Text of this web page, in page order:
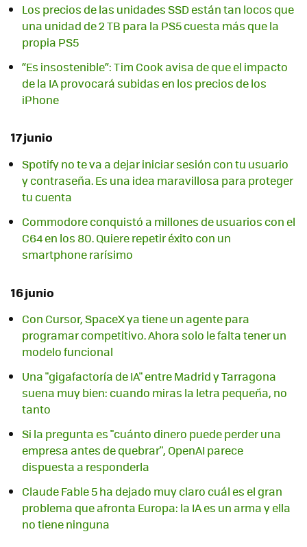
Los precios de las unidades SSD están tan locos que
una unidad de 2 TB para la PS5 cuesta más que la
propia PS5
“Es insostenible”: Tim Cook avisa de que el impacto
de la IA provocará subidas en los precios de los
iPhone
17 junio
Spotify no te va a dejar iniciar sesión con tu usuario
y contraseña. Es una idea maravillosa para proteger
tu cuenta
Commodore conquistó a millones de usuarios con el
C64 en los 80. Quiere repetir éxito con un
smartphone rarísimo
16 junio
Con Cursor, SpaceX ya tiene un agente para
programar competitivo. Ahora solo le falta tener un
modelo funcional
Una "gigafactoría de IA" entre Madrid y Tarragona
suena muy bien: cuando miras la letra pequeña, no
tanto
Si la pregunta es "cuánto dinero puede perder una
empresa antes de quebrar", OpenAI parece
dispuesta a responderla
Claude Fable 5 ha dejado muy claro cuál es el gran
problema que afronta Europa: la IA es un arma y ella
no tiene ninguna